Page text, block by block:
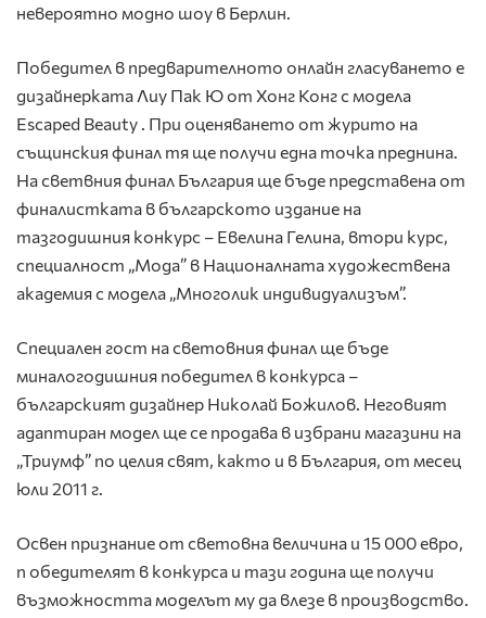
невероятно модно шоу в Берлин.
Победител в предварителното онлайн гласуването е
дизайнерката Лиу Пак Ю от Хонг Конг с модела
Escaped Beauty . При оценяването от журито на
същинския финал тя ще получи една точка преднина.
На светвния финал България ще бъде представена от
финалистката в българското издание на
тазгодишния конкурс – Евелина Гелина, втори курс,
специалност „Мода” в Националната художествена
академия с модела „Многолик индивидуализъм”.
Специален гост на световния финал ще бъде
миналогодишния победител в конкурса –
българският дизайнер Николай Божилов. Неговият
адаптиран модел ще се продава в избрани магазини на
„Триумф” по целия свят, както и в България, от месец
юли 2011 г.
Освен признание от световна величина и 15 000 евро,
п обедителят в конкурса и тази година ще получи
възможността моделът му да влезе в производство.